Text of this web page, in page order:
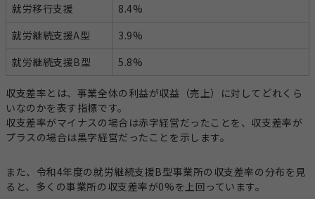
就労移行支援
8.4%
就労継続支援A型
3.9%
就労継続支援B型
5.8%
収支差率とは、事業全体の利益が収益（売上）に対してどれくら
いなのかを表す指標です。
収支差率がマイナスの場合は赤字経営だったことを、収支差率が
プラスの場合は黒字経営だったことを示します。
また、令和4年度の就労継続支援B型事業所の収支差率の分布を見
ると、多くの事業所の収支差率が0%を上回っています。